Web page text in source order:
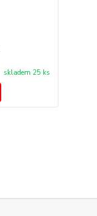
skladem 25 ks